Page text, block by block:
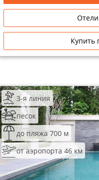
Купить
3-я линия
песок
до пляжа 700 м
от аэропорта 46 км